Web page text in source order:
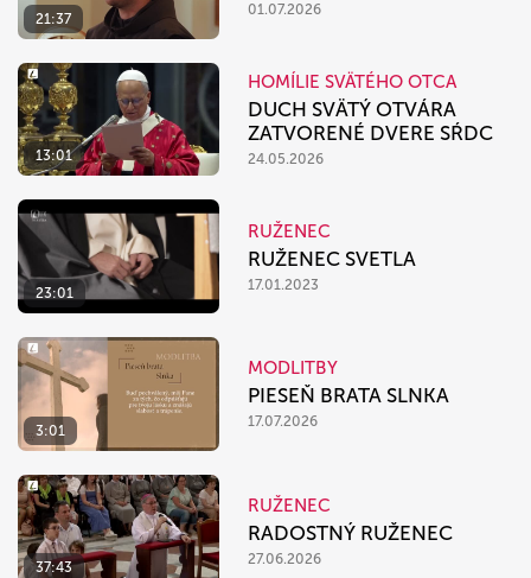
21:37
01.07.2026
13:01
HOMÍLIE SVÄTÉHO OTCA
DUCH SVÄTÝ OTVÁRA
ZATVORENÉ DVERE SŔDC
24.05.2026
23:01
RUŽENEC
RUŽENEC SVETLA
17.01.2023
3:01
MODLITBY
PIESEŇ BRATA SLNKA
17.07.2026
37:43
RUŽENEC
RADOSTNÝ RUŽENEC
27.06.2026